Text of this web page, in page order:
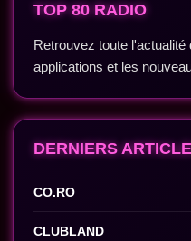
TOP 80 RADIO
Retrouvez toute
applications et les
DERNIERS
CO.RO
CLUBLAND